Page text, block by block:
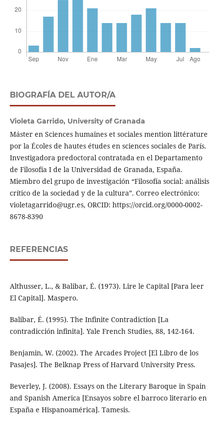
BIOGRAFÍA DEL AUTOR/A
Violeta Garrido, University of Granada
Máster en Sciences humaines et sociales mention littérature
por la Écoles de hautes études en sciences sociales de París.
Investigadora predoctoral contratada en el Departamento
de Filosofía I de la Universidad de Granada, España.
Miembro del grupo de investigación “Filosofía social: análisis
crítico de la sociedad y de la cultura”. Correo electrónico:
violetagarrido@ugr.es, ORCID: https://orcid.org/0000-0002-
8678-8390
REFERENCIAS
Althusser, L., & Balibar, É. (1973). Lire le Capital [Para leer
El Capital]. Maspero.
Balibar, É. (1995). The Infinite Contradiction [La
contradicción infinita]. Yale French Studies, 88, 142-164.
Benjamin, W. (2002). The Arcades Project [El Libro de los
Pasajes]. The Belknap Press of Harvard University Press.
Beverley, J. (2008). Essays on the Literary Baroque in Spain
and Spanish America [Ensayos sobre el barroco literario en
España e Hispanoamérica]. Tamesis.